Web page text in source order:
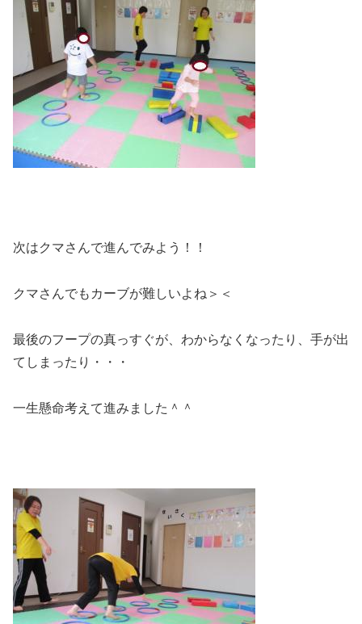
次はクマさんで進んでみよう！！
クマさんでもカーブが難しいよね＞＜
最後のフープの真っすぐが、わからなくなったり、手が出
てしまったり・・・
一生懸命考えて進みました＾＾